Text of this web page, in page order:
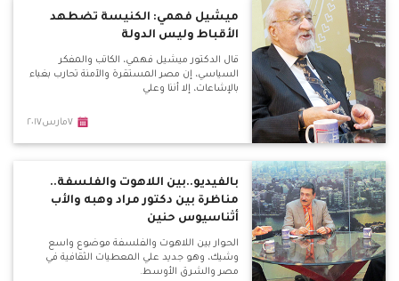
ميشيل فهمي: الكنيسة تضطهد
الأقباط وليس الدولة
قال الدكتور ميشيل فهمي، الكاتب والمفكر
السياسي، إن مصر المستقرة والآمنة تحارب بغباء
بالإشاعات، إلا أننا وعلي
٧مارس٢٠١٧
بالفيديو..بين اللاهوت والفلسفة..
مناظرة بين دكتور مراد وهبه والأب
أثناسيوس حنين
الحوار بين اللاهوت والفلسفة موضوع واسع
وشيك، وهو جديد علي المعطيات الثقافية في
مصر والشرق الأوسط.